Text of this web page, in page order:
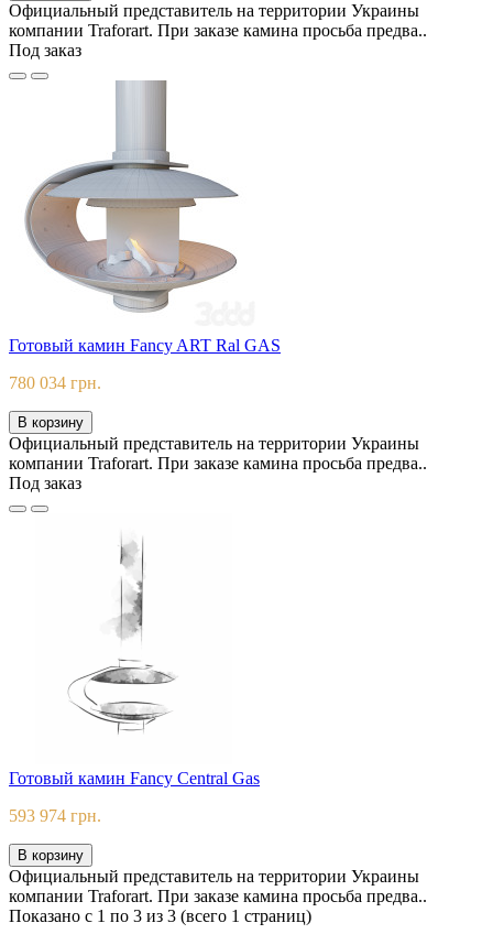
Официальный представитель на территории Украины
компании Traforart. При заказе камина просьба предва..
Под заказ
Готовый камин Fancy ART Ral GAS
780 034 грн.
В корзину
Официальный представитель на территории Украины
компании Traforart. При заказе камина просьба предва..
Под заказ
Готовый камин Fancy Central Gas
593 974 грн.
В корзину
Официальный представитель на территории Украины
компании Traforart. При заказе камина просьба предва..
Показано с 1 по 3 из 3 (всего 1 страниц)